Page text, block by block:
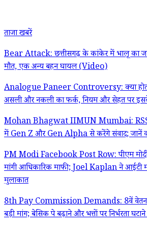
ताजा खबरें
Bear Attack: छत्तीसगढ़ के कांकेर में भालू का
मौत, एक अन्य बहन घायल (Video)
Analogue Paneer Controversy: क्या
असली और नकली का फर्क, नियम और सेहत पर
Mohan Bhagwat IIMUN Mumbai: RSS
में Gen Z और Gen Alpha से करेंगे संवाद; जानें
PM Modi Facebook Post Row: पीएम मोदी
मांगी आधिकारिक माफी; Joel Kaplan ने आईटी
मुलाकात
8th Pay Commission Demands: 8वें वेतन
बड़ी मांग; बेसिक पे बढ़ाने और भत्तों पर निर्भरता